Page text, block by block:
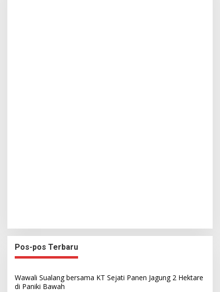
Pos-pos Terbaru
Wawali Sualang bersama KT Sejati Panen Jagung 2 Hektare
di Paniki Bawah